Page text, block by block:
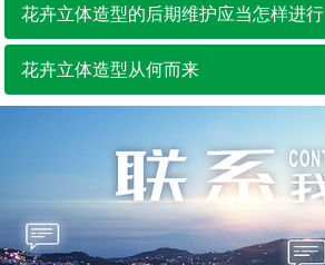
花卉立体造型的后期维护应当怎样进行
花卉立体造型从何而来